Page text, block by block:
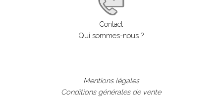
Contact
Qui sommes-nous ?
Mentions légales
Conditions générales de vente